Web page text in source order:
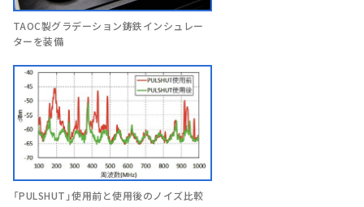
TAOC製グラデーション鋳鉄インシュレー
ターを装備
「PULSHUT」使用前と使用後のノイズ比較